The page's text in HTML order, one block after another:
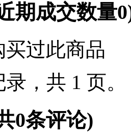
期成交数量0
过此商品
录，共 1 页。
0条评论)